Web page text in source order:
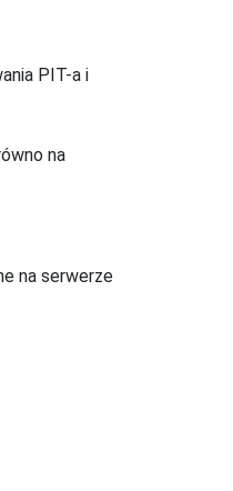
PIT-a i
na
na serwerze